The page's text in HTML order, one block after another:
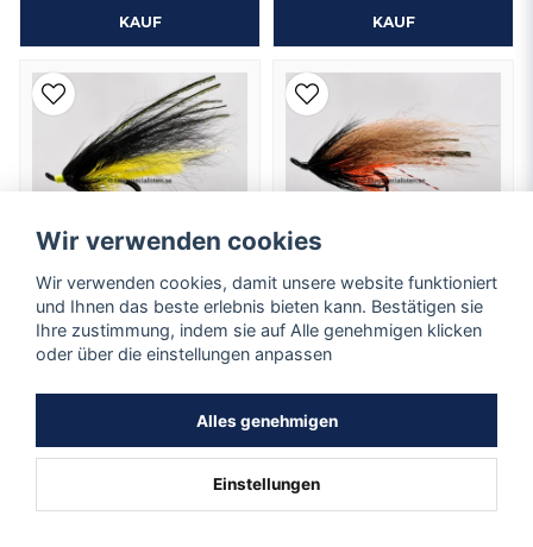
KAUF KAUF
PeWe Phatakorva
1,78 EUR
Auf Lager
Wir verwenden cookies
Wir verwenden cookies, damit unsere website funktioniert
und Ihnen das beste erlebnis bieten kann. Bestätigen sie
Ihre zustimmung, indem sie auf Alle genehmigen klicken
oder über die einstellungen anpassen
Alles genehmigen
Einstellungen